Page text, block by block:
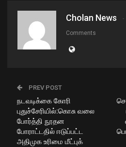
Cholan News
Comments
PREV POST
நடவடிக்கை கோரி
புதுச்சேரியில்:கொசு வலை
போர்த்தி நூதன
போராட்டதில் ஈடுப்பட்ட
அதிமுக உரிமை மீட்புக்